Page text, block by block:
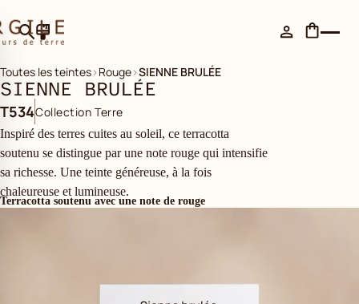
Toutes les teintes›Rouge›SIENNE BRULÉE
SIENNE BRULÉE
T534Collection Terre
Inspiré des terres cuites au soleil, ce terracotta
soutenu se distingue par une note rouge qui intensifie
sa richesse. Une teinte généreuse, à la fois
chaleureuse et lumineuse.
Terracotta soutenu avec une note de rouge